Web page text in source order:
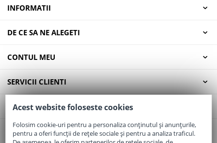
INFORMATII
DE CE SA NE ALEGETI
CONTUL MEU
SERVICII CLIENTI
CONTACT
Email:office@elaptepraf.ro
Acest website foloseste cookies
Folosim cookie-uri pentru a personaliza conținutul și anunțurile,
pentru a oferi funcții de rețele sociale și pentru a analiza traficul.